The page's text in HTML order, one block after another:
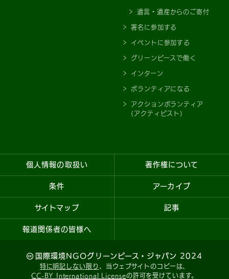
遺言・遺産からのご寄付
署名に参加する
イベントに参加する
グリーンピースで働く
インターン
ボランティアになる
アクションボランティア
(アクティビスト)
個人情報の取扱い 著作権について
条件 アーカイブ
サイトマップ 記事
報道関係者の皆様へ
国際環境NGOグリーンピース・ジャパン 2024
特に明記しない限り 、当ウェブサイトのコピーは、
CC-BY International Licenseの許可を受けています。